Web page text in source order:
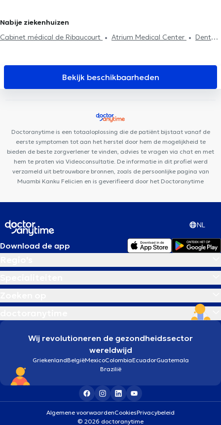
Psychotherapie
Nabije ziekenhuizen
Cabinet médical de Ribaucourt
Atrium Medical Center
Dental
Centrum Molenbeek
Lumen Injectables
Centre Médical
Spécialisé
Dental Zen Centre médical Brunfaut
Polyclinique
Family Clinic MK+
Bekijk beschikbaarheden
Doctoranytime is een totaaloplossing die de patiënt bijstaat vanaf de
eerste symptomen tot aan het herstel door hem de mogelijkheid te
bieden de beste zorgverlener te vinden, advies te vragen via chat en met
hem te praten via Videoconsultatie. De informatie in dit profiel werd
verzameld uit betrouwbare bronnen, zoals de persoonlijke pagina van
Muambi Kanku Felicien en is geverifieerd door het Doctoranytime
NL
Download de app
Wij revolutioneren de gezondheidssector
wereldwijd
GriekenlandBelgiëMexicoColombiaEcuadorGuatemala
Brazilië
Algemene voorwaardenCookiesPrivacybeleid
© 2026 doctoranytime